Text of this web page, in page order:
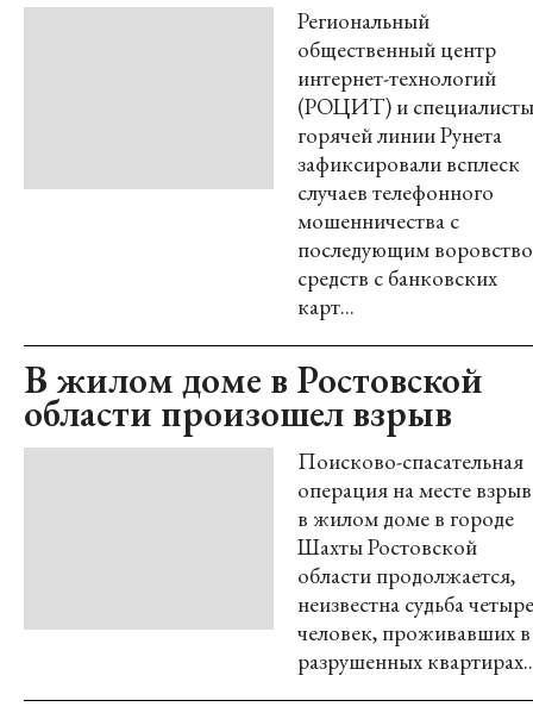
Региональный
общественный центр
интернет-технологий
(РОЦИТ) и специалисты
горячей линии Рунета
зафиксировали всплеск
случаев телефонного
мошенничества с
последующим
средств с банковских
карт...
В жилом доме в Ростовской
области произошел взрыв
Поисково-спасательная
операция на месте
в жилом доме в городе
Шахты Ростовской
области продолжается,
неизвестна судьба
человек, проживавших в
разрушенных